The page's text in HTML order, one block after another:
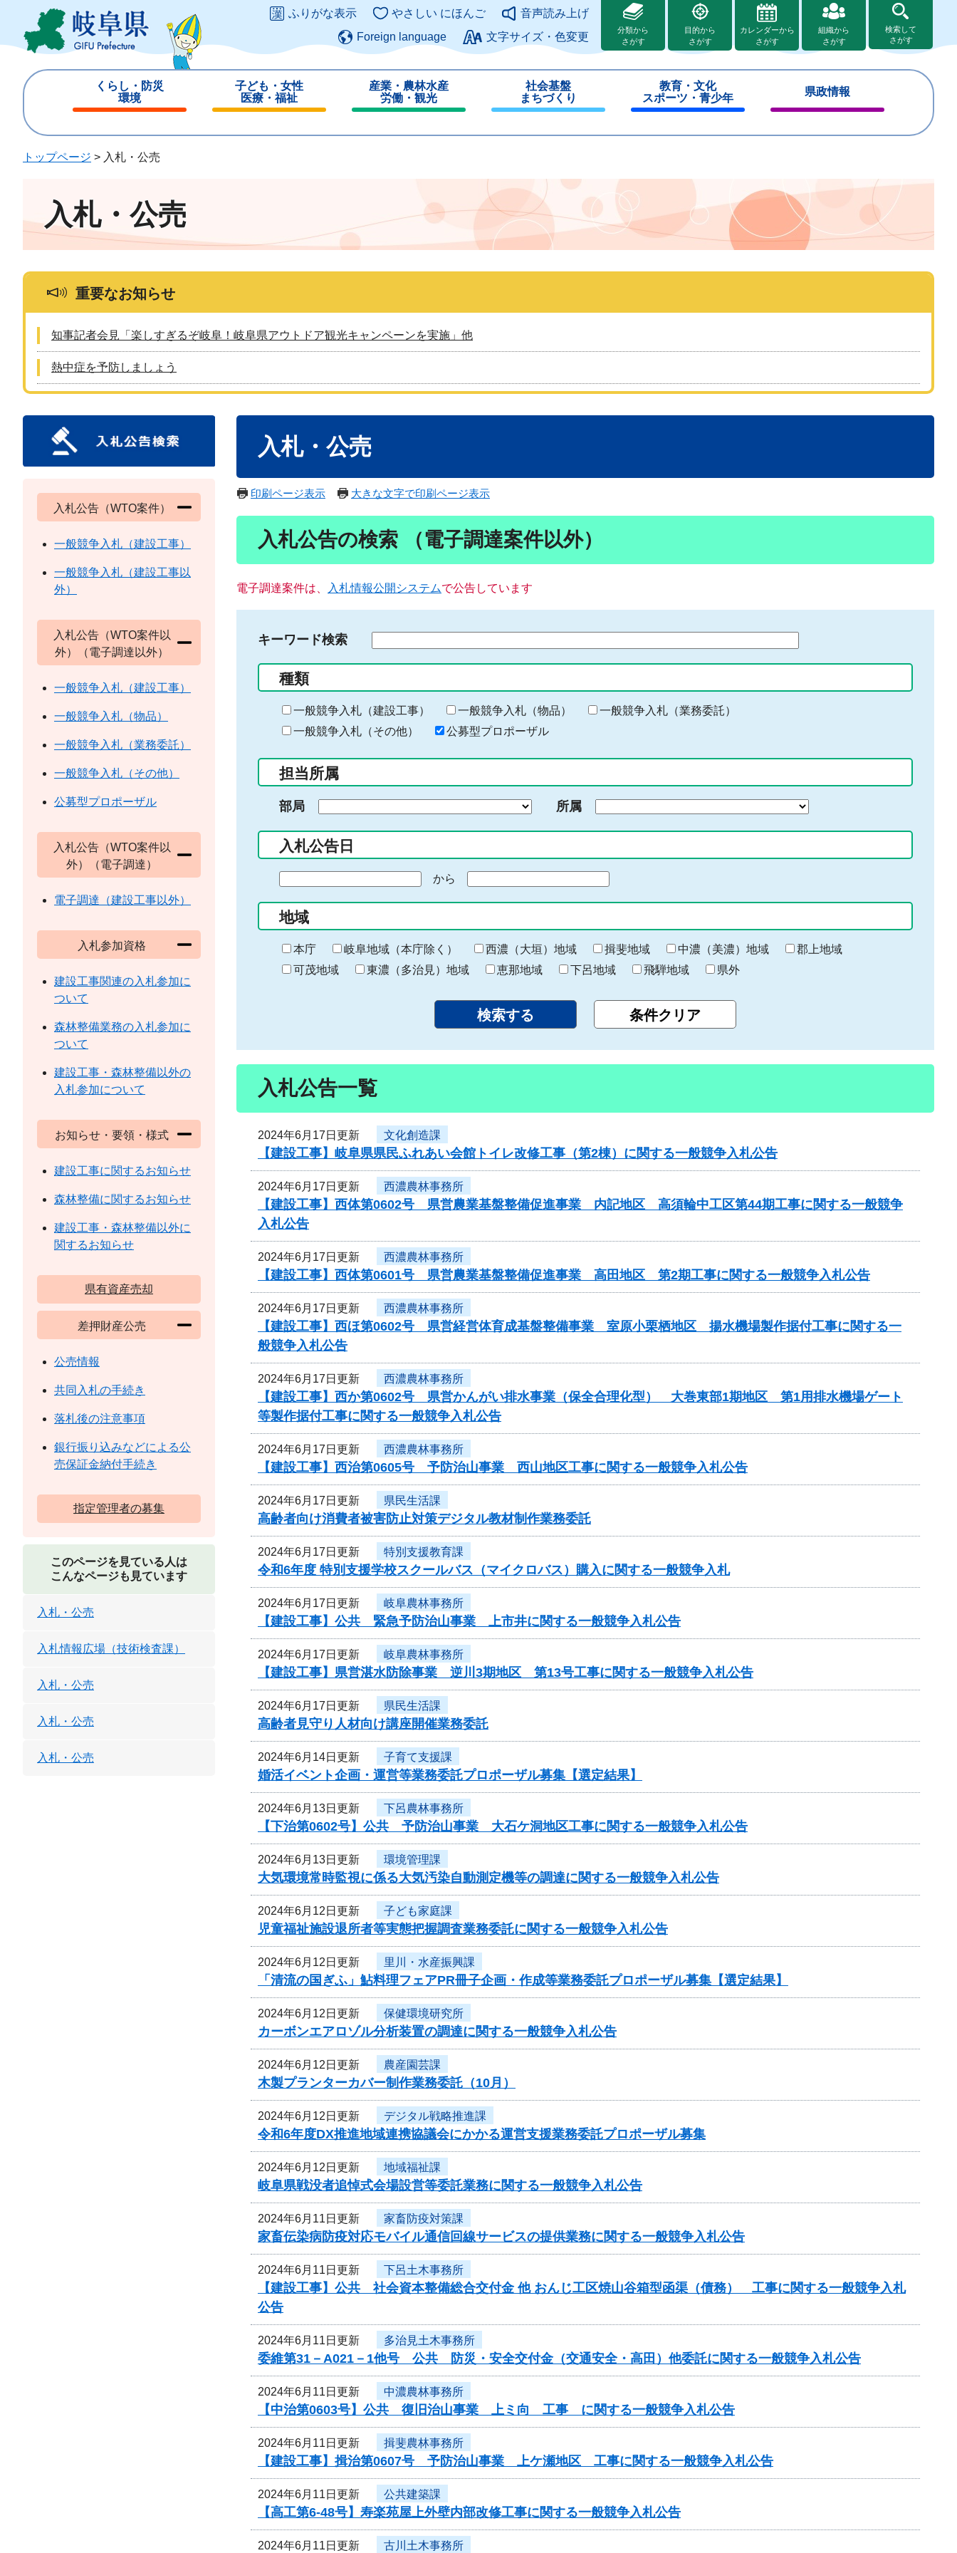
ジ
ュ
このページの本文へ
ふりがな表示 やさしい にほんご
音声読み上げ
Foreign language
文字サイズ・色変更
分類から
さがす
目的から
さがす
カレンダーから
さがす
組織から
さがす
検索して
さがす
くらし・防災
環境
じ
子ども・女性
医療・福祉
じ
産業・農林水産
労働・観光
じ
社会基盤
まちづくり
じ
教育・文化
スポーツ・青少年
じ
県政情報
じ
トップページ > 入札・公売
入札・公売
重要なお知らせ
知事記者会見「楽しすぎるぞ岐阜！岐阜県アウトドア観光キャンペーンを実施」他
熱中症を予防しましょう
入札・公売
印刷ページ表示 大きな文字で印刷ページ表示
入札公告の検索 （電子調達案件以外）
電子調達案件は、 入札情報公開システムで公告しています
キーワード検索
る
キ
ー
ー
入
力
種類
一般競争入札（建設工事） 一般競争入札（物品）
一般競争入札（業務委託）
一般競争入札（その他）
公募型プロポーザル
担当所属
部局 所属
入札公告日
の
始
ま
り
から
終
わ
り
地域
本庁 岐阜地域（本庁除く） 西濃（大垣）地域 揖斐地域 中濃（美濃）地域
郡上地域
可茂地域
東濃（多治見）地域 恵那地域 下呂地域 飛騨地域 県外
入札公告一覧
2024年6月17日更新 文化創造課
【建設工事】岐阜県県民ふれあい会館トイレ改修工事（第2棟）に関する一般競争入札公告
2024年6月17日更新 西濃農林事務所
【建設工事】西体第0602号 県営農業基盤整備促進事業 内記地区 高須輪中工区第44期工事に関する一般競争
入札公告
2024年6月17日更新 西濃農林事務所
【建設工事】西体第0601号 県営農業基盤整備促進事業 高田地区 第2期工事に関する一般競争入札公告
2024年6月17日更新 西濃農林事務所
【建設工事】西ほ第0602号 県営経営体育成基盤整備事業 室原小栗栖地区 揚水機場製作据付工事に関する一
般競争入札公告
2024年6月17日更新 西濃農林事務所
【建設工事】西か第0602号 県営かんがい排水事業（保全合理化型） 大巻東部1期地区 第1用排水機場ゲート
等製作据付工事に関する一般競争入札公告
2024年6月17日更新 西濃農林事務所
【建設工事】西治第0605号 予防治山事業 西山地区工事に関する一般競争入札公告
2024年6月17日更新 県民生活課
高齢者向け消費者被害防止対策デジタル教材制作業務委託
2024年6月17日更新 特別支援教育課
令和6年度 特別支援学校スクールバス（マイクロバス）購入に関する一般競争入札
2024年6月17日更新 岐阜農林事務所
【建設工事】公共 緊急予防治山事業 上市井に関する一般競争入札公告
2024年6月17日更新 岐阜農林事務所
【建設工事】県営湛水防除事業 逆川3期地区 第13号工事に関する一般競争入札公告
2024年6月17日更新 県民生活課
高齢者見守り人材向け講座開催業務委託
2024年6月14日更新 子育て支援課
婚活イベント企画・運営等業務委託プロポーザル募集【選定結果】
2024年6月13日更新 下呂農林事務所
【下治第0602号】公共 予防治山事業 大石ケ洞地区工事に関する一般競争入札公告
2024年6月13日更新 環境管理課
大気環境常時監視に係る大気汚染自動測定機等の調達に関する一般競争入札公告
2024年6月12日更新 子ども家庭課
児童福祉施設退所者等実態把握調査業務委託に関する一般競争入札公告
2024年6月12日更新 里川・水産振興課
「清流の国ぎふ」鮎料理フェアPR冊子企画・作成等業務委託プロポーザル募集【選定結果】
2024年6月12日更新 保健環境研究所
カーボンエアロゾル分析装置の調達に関する一般競争入札公告
2024年6月12日更新 農産園芸課
木製プランターカバー制作業務委託（10月）
2024年6月12日更新 デジタル戦略推進課
令和6年度DX推進地域連携協議会にかかる運営支援業務委託プロポーザル募集
2024年6月12日更新 地域福祉課
岐阜県戦没者追悼式会場設営等委託業務に関する一般競争入札公告
2024年6月11日更新 家畜防疫対策課
家畜伝染病防疫対応モバイル通信回線サービスの提供業務に関する一般競争入札公告
2024年6月11日更新 下呂土木事務所
【建設工事】公共 社会資本整備総合交付金 他 おんじ工区焼山谷箱型函渠（債務） 工事に関する一般競争入札
公告
2024年6月11日更新 多治見土木事務所
委維第31－A021－1他号 公共 防災・安全交付金（交通安全・高田）他委託に関する一般競争入札公告
2024年6月11日更新 中濃農林事務所
【中治第0603号】公共 復旧治山事業 上ミ向 工事 に関する一般競争入札公告
2024年6月11日更新 揖斐農林事務所
【建設工事】揖治第0607号 予防治山事業 上ケ瀬地区 工事に関する一般競争入札公告
2024年6月11日更新 公共建築課
【高工第6-48号】寿楽苑屋上外壁内部改修工事に関する一般競争入札公告
2024年6月11日更新 古川土木事務所
入札公告（WTO案件）
一般競争入札（建設工事）
一般競争入札（建設工事以
外）
入札公告（WTO案件以
外）（電子調達以外）
一般競争入札（建設工事）
一般競争入札（物品）
一般競争入札（業務委託）
一般競争入札（その他）
公募型プロポーザル
入札公告（WTO案件以
外）（電子調達）
電子調達（建設工事以外）
入札参加資格
建設工事関連の入札参加に
ついて
森林整備業務の入札参加に
ついて
建設工事・森林整備以外の
入札参加について
お知らせ・要領・様式
建設工事に関するお知らせ
森林整備に関するお知らせ
建設工事・森林整備以外に
関するお知らせ
県有資産売却
差押財産公売
公売情報
共同入札の手続き
落札後の注意事項
銀行振り込みなどによる公
売保証金納付手続き
指定管理者の募集
このページを見ている人は
こんなページも見ています
入札・公売
入札情報広場（技術検査課）
入札・公売
入札・公売
入札・公売